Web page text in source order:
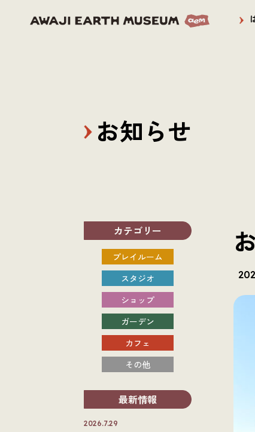
お知らせ
カテゴリー
プレイルーム
スタジオ
ショップ
ガーデン
カフェ
その他
最新情報
2026.7.29